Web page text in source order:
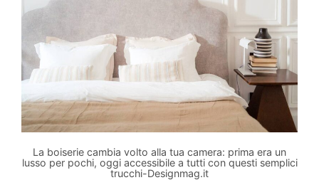
La boiserie cambia volto alla tua camera: prima era un
lusso per pochi, oggi accessibile a tutti con questi semplici
trucchi-Designmag.it